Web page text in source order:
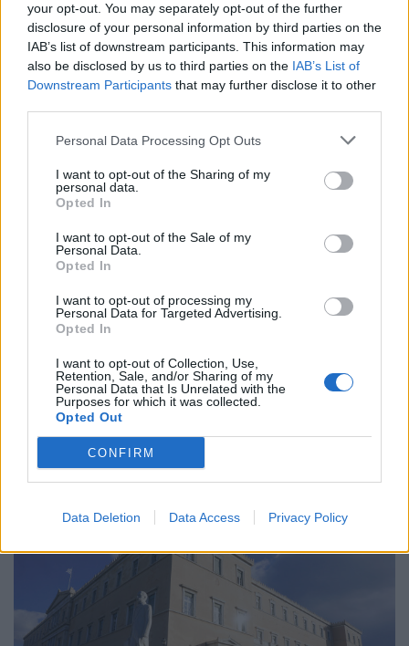
your opt-out. You may separately opt-out of the further
disclosure of your personal information by third parties on the
IAB’s list of downstream participants. This information may
also be disclosed by us to third parties on the IAB’s List of
Downstream Participants that may further disclose it to other
Personal Data Processing Opt Outs
I want to opt-out of the Sharing of my
personal data.
Opted In
I want to opt-out of the Sale of my
Personal Data.
Opted In
I want to opt-out of processing my
Personal Data for Targeted Advertising.
Opted In
I want to opt-out of Collection, Use,
Retention, Sale, and/or Sharing of my
Personal Data that Is Unrelated with the
Purposes for which it was collected.
Opted Out
CONFIRM
Data Deletion Data Access Privacy Policy
ΠΟΛΙΤΙΚΗ
26/05/2022 - 14:22
Οικολόγοι Πράσινοι: Ο κλιματικός
νόμος για να πετύχει πρέπει να
βασίζεται στους πολίτες
ΠΟΛΙΤΙΚΗ
26/05/2022 - 13:07